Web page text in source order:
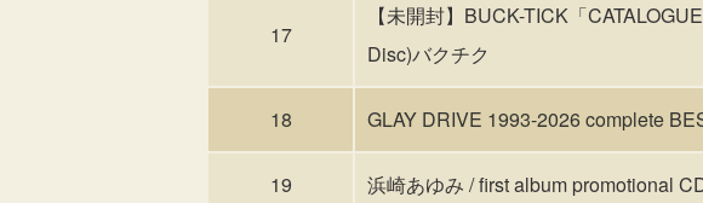
17
【未開封】BUCK-TICK「
Disc)バクチク
18 GLAY DRIVE 1993-2026 complete
19 浜崎あゆみ / first album promotional